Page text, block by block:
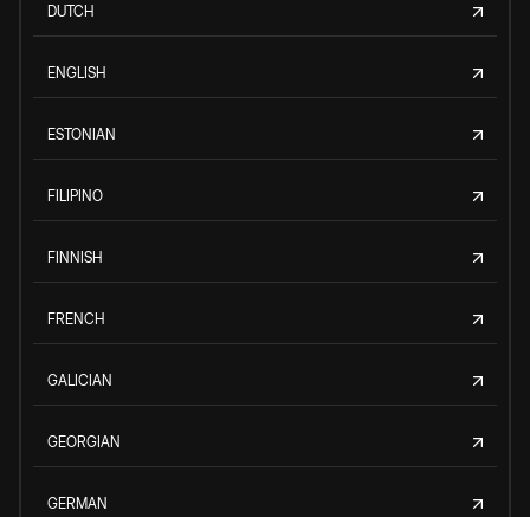
DUTCH
ENGLISH
ESTONIAN
FILIPINO
FINNISH
FRENCH
GALICIAN
GEORGIAN
GERMAN